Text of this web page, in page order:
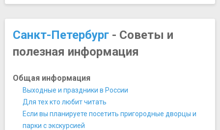
Павловский дворец
Таврический дворец
Фермерский дворец
Шлиссельбургская крепость "Орешек"
Исторические места
Марсово Поле
Пискарёвское мемориальное кладбище
Стрелка Васильевского острова
Мосты
Санкт-Петербург - Советы и
полезная информация
Общая информация
Выходные и праздники в России
Для тех кто любит читать
Если вы планируете посетить пригородные дворцы и
парки с экскурсией